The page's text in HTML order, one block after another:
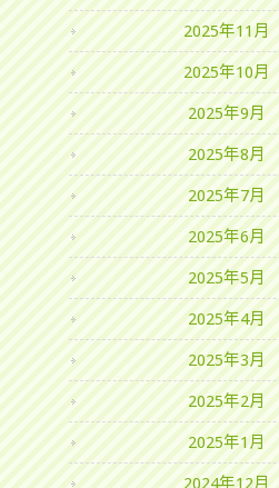
2025年11月
2025年10月
2025年9月
2025年8月
2025年7月
2025年6月
2025年5月
2025年4月
2025年3月
2025年2月
2025年1月
2024年12月